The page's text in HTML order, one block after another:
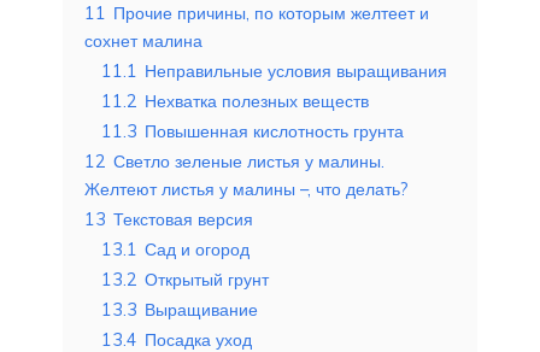
11 Прочие причины, по которым желтеет и
сохнет малина
11.1 Неправильные условия выращивания
11.2 Нехватка полезных веществ
11.3 Повышенная кислотность грунта
12 Светло зеленые листья у малины.
Желтеют листья у малины –, что делать?
13 Текстовая версия
13.1 Сад и огород
13.2 Открытый грунт
13.3 Выращивание
13.4 Посадка уход